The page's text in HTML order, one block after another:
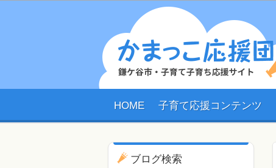
HOME 子育て応援コンテンツ
ブログ用ナビゲーション
ブログ検索